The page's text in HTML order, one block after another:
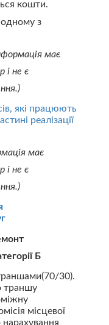
кошти.
одному з
має
і не є
які працюють
реалізації
має
і не є
Б
30).
траншу
місцевої